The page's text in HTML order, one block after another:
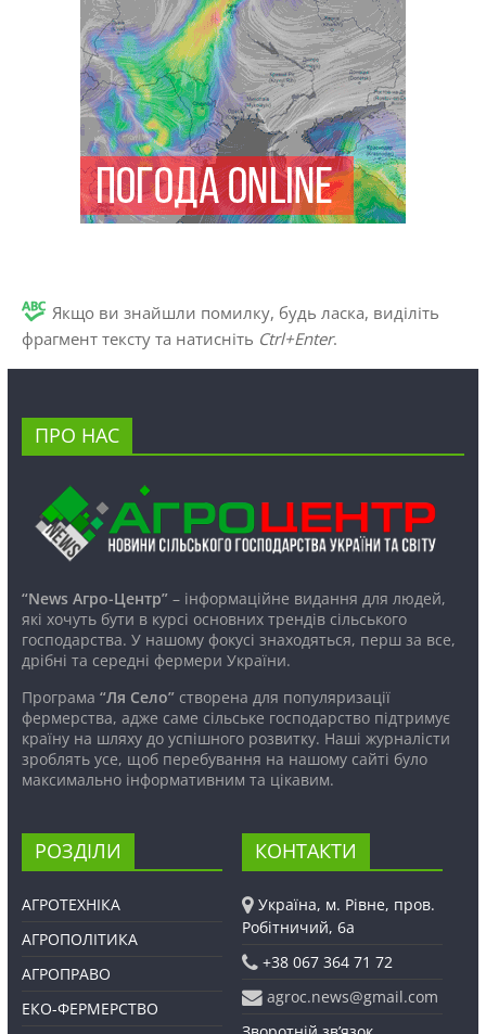
Якщо ви знайшли помилку, будь ласка, виділіть
фрагмент тексту та натисніть Ctrl+Enter.
ПРО НАС
“News Агро-Центр”– інформаційне видання для людей,
які хочуть бути в курсі основних трендів сільського
господарства. У нашому фокусі знаходяться, перш за все,
дрібні та середні фермери України.
Програма “Ля Село”створена для популяризації
фермерства, адже саме сільське господарство підтримує
країну на шляху до успішного розвитку. Наші журналісти
зроблять усе, щоб перебування на нашому сайті було
максимально інформативним та цікавим.
РОЗДІЛИ
АГРОТЕХНІКА
АГРОПОЛІТИКА
АГРОПРАВО
ЕКО-ФЕРМЕРСТВО
КОНТАКТИ
Україна, м. Рівне, пров.
Робітничий, 6а
+38 067 364 71 72
agroc.news@gmail.com